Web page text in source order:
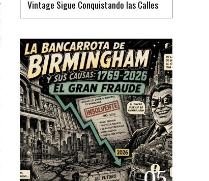
Vintage Sigue Conquistando las Calles